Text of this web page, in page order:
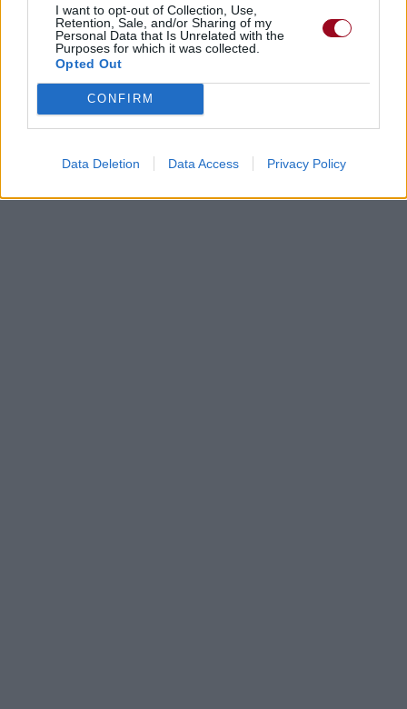
I want to opt-out of Collection, Use,
Retention, Sale, and/or Sharing of my
Personal Data that Is Unrelated with the
Purposes for which it was collected.
Opted Out
CONFIRM
Data Deletion Data Access Privacy Policy